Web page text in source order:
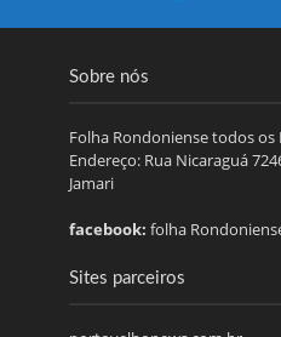
Sobre nós
Folha Rondoniense todos os
Endereço: Rua Nicaraguá
Jamari
facebook: folha
Sites parceiros